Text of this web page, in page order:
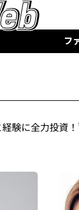
フ
経験に全力投